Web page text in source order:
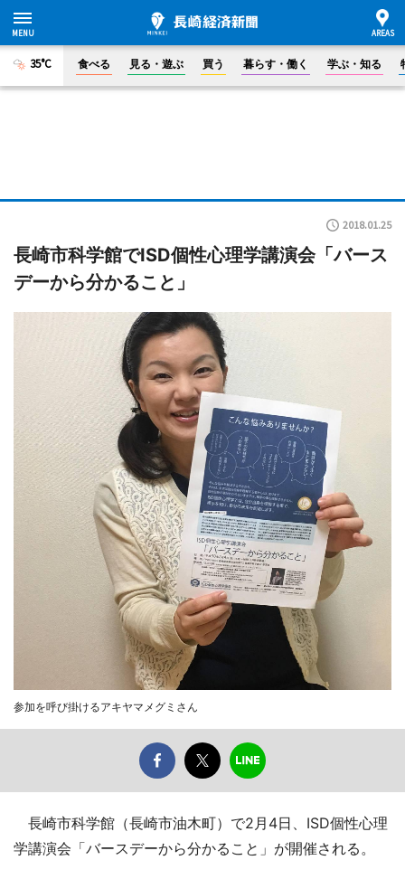
35°C 食べる 見る・遊ぶ 買う 暮らす・働く 学ぶ・知る
2018.01.25
長崎市科学館でISD個性心理学講演会「バース
デーから分かること」
参加を呼び掛けるアキヤマメグミさん
長崎市科学館（長崎市油木町）で2月4日、ISD個性心理
学講演会「バースデーから分かること」が開催される。